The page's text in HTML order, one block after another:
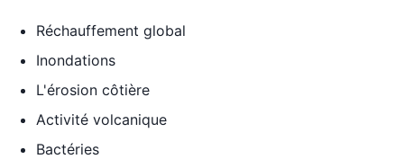
Réchauffement global
Inondations
L'érosion côtière
Activité volcanique
Bactéries